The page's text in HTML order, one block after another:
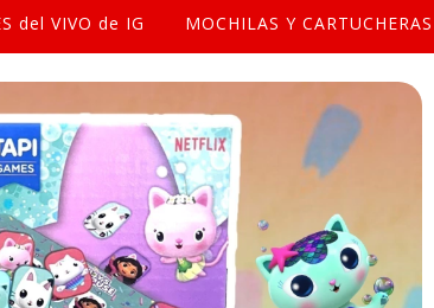
del VIVO de IG MOCHILAS Y CARTUCHERAS